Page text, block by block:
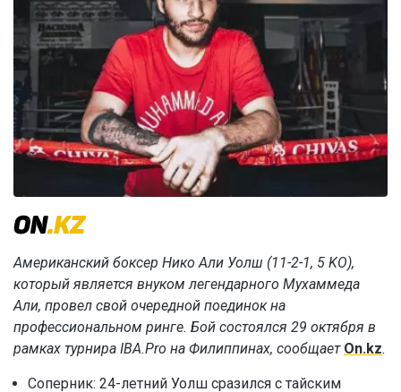
Американский боксер Нико Али Уолш (11-2-1, 5 KO),
который является внуком легендарного Мухаммеда
Али, провел свой очередной поединок на
профессиональном ринге. Бой состоялся 29 октября в
рамках турнира IBA.Pro на Филиппинах, сообщает On.kz.
Соперник: 24-летний Уолш сразился с тайским